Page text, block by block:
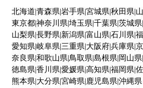
北海道 青森県 岩手県 宮城県 秋田県
東京都神奈川県 埼玉県 千葉県 茨城県
山梨県 長野県 新潟県 富山県 石川県
愛知県 岐阜県 三重県 大阪府兵庫県
奈良県 和歌山県 鳥取県 島根県 岡山県
徳島県 香川県 愛媛県 高知県 福岡県
熊本県 大分県 宮崎県 鹿児島県 沖縄県